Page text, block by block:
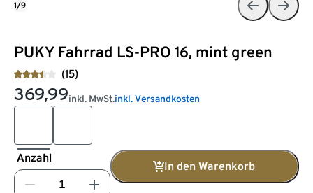
PUKY Fahrrad LS-PRO 16, mint green
(15)
369,99inkl. MwSt.inkl. Versandkosten
Anzahl
In den Warenkorb
1/9